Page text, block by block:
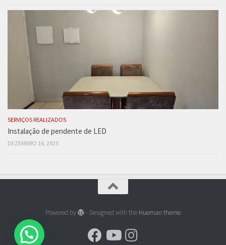
SERVIÇOS REALIZADOS
Instalação de pendente de LED
DEZEMBRO 16, 2025
Powered by - Designed with the Hueman theme